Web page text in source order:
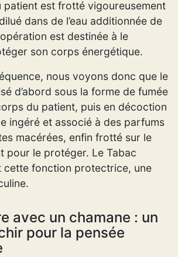
est frotté vigoureusement
dans de l’eau additionnée de
est destinée à le
son corps énergétique.
nous voyons donc que le
d’abord sous la forme de fumée
du patient, puis en décoction
ingéré et associé à des parfums
macérées, enfin frotté sur le
pour le protéger. Le Tabac
cette fonction protectrice, une
avec un chamane : un
pour la pensée